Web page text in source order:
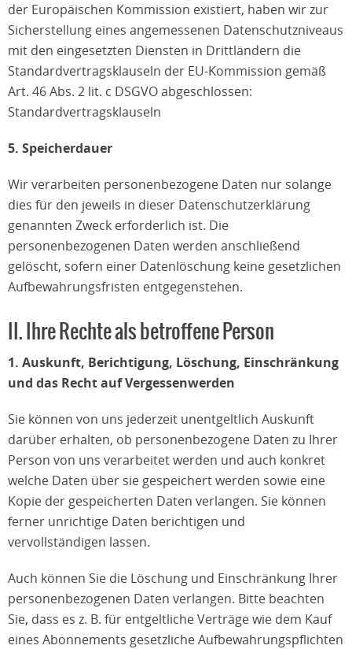
der Europäischen Kommission existiert, haben wir zur
Sicherstellung eines angemessenen Datenschutzniveaus
mit den eingesetzten Diensten in Drittländern die
Standardvertragsklauseln der EU-Kommission gemäß
Art. 46 Abs. 2 lit. c DSGVO abgeschlossen:
Standardvertragsklauseln
5. Speicherdauer
Wir verarbeiten personenbezogene Daten nur solange
dies für den jeweils in dieser Datenschutzerklärung
genannten Zweck erforderlich ist. Die
personenbezogenen Daten werden anschließend
gelöscht, sofern einer Datenlöschung keine gesetzlichen
Aufbewahrungsfristen entgegenstehen.
II. Ihre Rechte als betroffene Person
1. Auskunft, Berichtigung, Löschung, Einschränkung
und das Recht auf Vergessenwerden
Sie können von uns jederzeit unentgeltlich Auskunft
darüber erhalten, ob personenbezogene Daten zu Ihrer
Person von uns verarbeitet werden und auch konkret
welche Daten über sie gespeichert werden sowie eine
Kopie der gespeicherten Daten verlangen. Sie können
ferner unrichtige Daten berichtigen und
vervollständigen lassen.
Auch können Sie die Löschung und Einschränkung Ihrer
personenbezogenen Daten verlangen. Bitte beachten
Sie, dass es z. B. für entgeltliche Verträge wie dem Kauf
eines Abonnements gesetzliche Aufbewahrungspflichten